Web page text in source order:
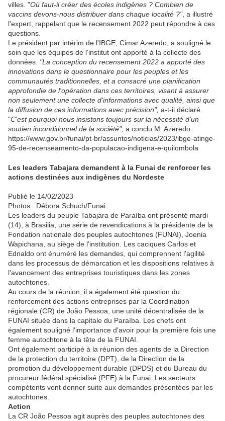
villes. "Où faut-il créer des écoles indigènes ? Combien de
vaccins devons-nous distribuer dans chaque localité ?", a illustré
l'expert, rappelant que le recensement 2022 peut répondre à ces
questions.
Le président par intérim de l'IBGE, Cimar Azeredo, a souligné le
soin que les équipes de l'institut ont apporté à la collecte des
données. "La conception du recensement 2022 a apporté des
innovations dans le questionnaire pour les peuples et les
communautés traditionnelles, et a consacré une planification
approfondie de l'opération dans ces territoires, visant à assurer
non seulement une collecte d'informations avec qualité, ainsi que
la diffusion de ces informations avec précision", a-t-il déclaré.
"C'est pourquoi nous insistons toujours sur la nécessité d'un
soutien inconditionnel de la société", a conclu M. Azeredo.
https://www.gov.br/funai/pt-br/assuntos/noticias/2023/ibge-atinge-
95-de-recenseamento-da-populacao-indigena-e-quilombola
Les leaders Tabajara demandent à la Funai de renforcer les
actions destinées aux indigènes du Nordeste
Publié le 14/02/2023
Photos : Débora Schuch/Funai
Les leaders du peuple Tabajara de Paraíba ont présenté mardi
(14), à Brasilia, une série de revendications à la présidente de la
Fondation nationale des peuples autochtones (FUNAI), Joenia
Wapichana, au siège de l'institution. Les caciques Carlos et
Ednaldo ont énuméré les demandes, qui comprennent l'agilité
dans les processus de démarcation et les dispositions relatives à
l'avancement des entreprises touristiques dans les zones
autochtones.
Au cours de la réunion, il a également été question du
renforcement des actions entreprises par la Coordination
régionale (CR) de João Pessoa, une unité décentralisée de la
FUNAI située dans la capitale du Paraíba. Les chefs ont
également souligné l'importance d'avoir pour la première fois une
femme autochtone à la tête de la FUNAI.
Ont également participé à la réunion des agents de la Direction
de la protection du territoire (DPT), de la Direction de la
promotion du développement durable (DPDS) et du Bureau du
procureur fédéral spécialisé (PFE) à la Funai. Les secteurs
compétents vont donner suite aux demandes présentées par les
autochtones.
Action
La CR João Pessoa agit auprès des peuples autochtones des